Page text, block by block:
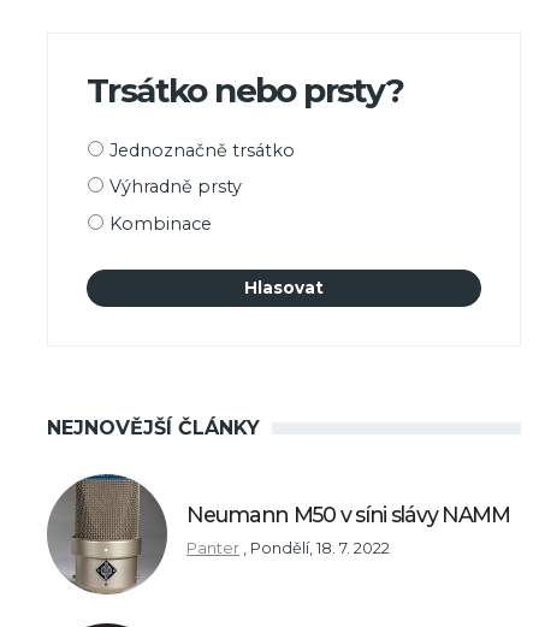
Trsátko nebo prsty?
Možnosti
Jednoznačně trsátko
Výhradně prsty
Kombinace
NEJNOVĚJŠÍ ČLÁNKY
Neumann M50 v síni slávy NAMM
Panter Pondělí, 18. 7. 2022